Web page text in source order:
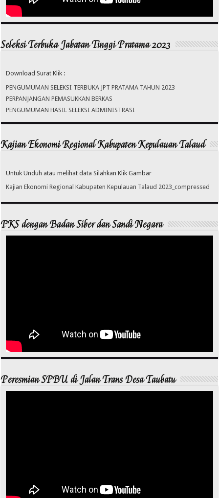
Seleksi Terbuka Jabatan Tinggi Pratama 2023
Download Surat Klik :
PENGUMUMAN SELEKSI TERBUKA JPT PRATAMA TAHUN 2023
PERPANJANGAN PEMASUKKAN BERKAS
PENGUMUMAN HASIL SELEKSI ADMINISTRASI
Kajian Ekonomi Regional Kabupaten Kepulauan Talaud
Untuk Unduh atau melihat data Silahkan Klik Gambar
Kajian Ekonomi Regional Kabupaten Kepulauan Talaud 2023_compressed
PKS dengan Badan Siber dan Sandi Negara
Peresmian SPBU di Jalan Trans Desa Taubatu